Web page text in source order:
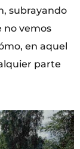
subrayando
no vemos
en aquel
parte